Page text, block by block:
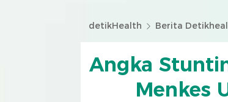
detikHealth Berita
Angka
Menkes